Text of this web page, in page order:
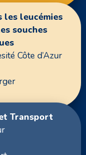
les leucémies
souches
Côte d’Azur
Transport